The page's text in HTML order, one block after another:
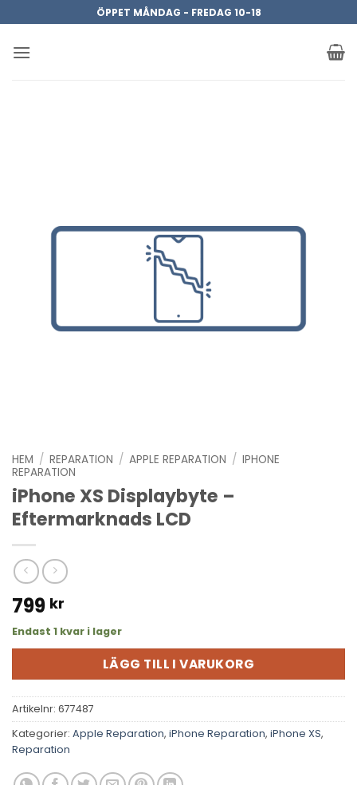
to
content
ÖPPET MÅNDAG - FREDAG 10-18
HEM / REPARATION / APPLE REPARATION / IPHONE
REPARATION
iPhone XS Displaybyte –
Eftermarknads LCD
799 kr
Endast 1 kvar i lager
LÄGG TILL I VARUKORG
Artikelnr: 677487
Kategorier: Apple Reparation, iPhone Reparation, iPhone XS,
Reparation